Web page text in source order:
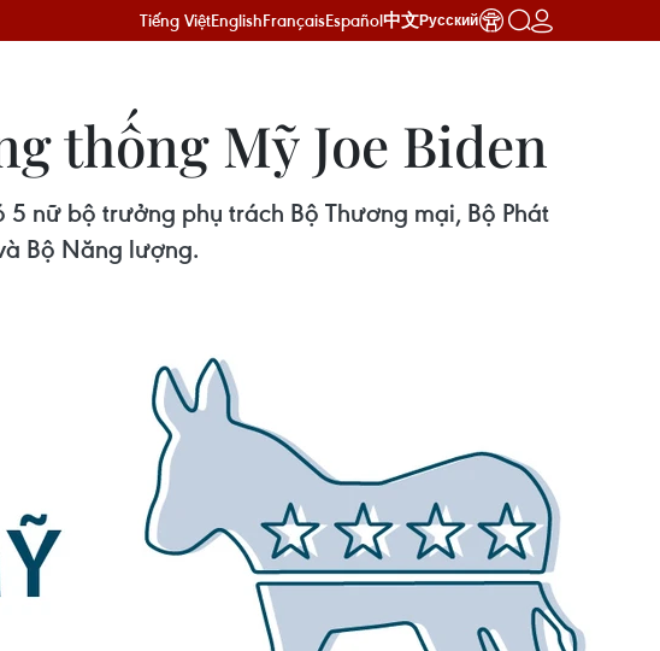
Tiếng ViệtEnglishFrançaisEspañol中文Русский
thống Mỹ Joe Biden
nữ bộ trưởng phụ trách Bộ Thương mại, Bộ Phát
Bộ Năng lượng.